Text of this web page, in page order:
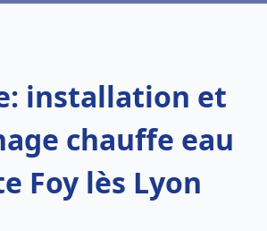
installation et
chauffe eau
Foy lès Lyon